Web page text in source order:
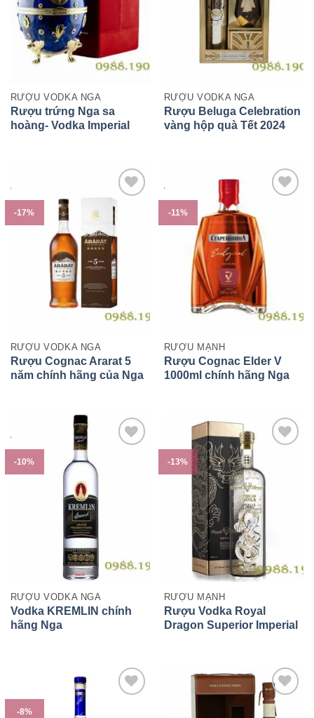
RƯỢU VODKA NGA
Rượu trứng Nga sa
hoàng- Vodka Imperial
RƯỢU VODKA NGA
Rượu Beluga Celebration
vàng hộp quà Tết 2024
-17%
RƯỢU VODKA NGA
Rượu Cognac Ararat 5
năm chính hãng của Nga
-11%
RƯỢU MẠNH
Rượu Cognac Elder V
1000ml chính hãng Nga
-10%
RƯỢU VODKA NGA
Vodka KREMLIN chính
hãng Nga
-13%
RƯỢU MẠNH
Rượu Vodka Royal
Dragon Superior Imperial
-8%